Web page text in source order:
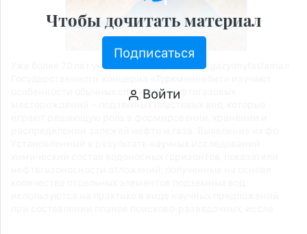
Уже более 70 лет ученые института «Nebitgazylmytaslama»
особенности обычных спутников нефтегазовых
месторождений – подземных пластовых вод, которые
Чтобы дочитать материал
Подписаться
Войти